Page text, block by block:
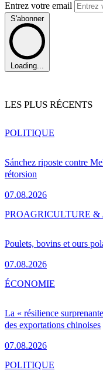
Entrez votre email
S'abonner
Loading...
LES PLUS RÉCENTS
Sánchez riposte contre
rétorsion
07.08.2026
POLITIQUE
Poulets, bovins et ours
07.08.2026
PROAGRICULTURE
La « résilience
des exportations chinoises
07.08.2026
ÉCONOMIE
POLITIQUE